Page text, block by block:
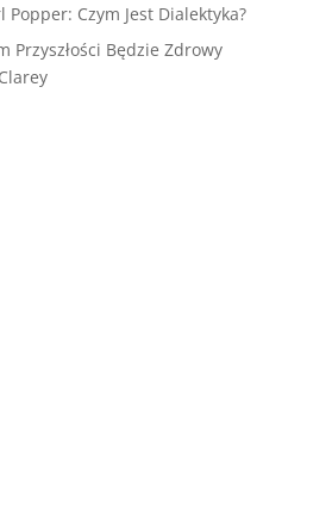
Popper: Czym Jest Dialektyka?
Przyszłości Będzie Zdrowy